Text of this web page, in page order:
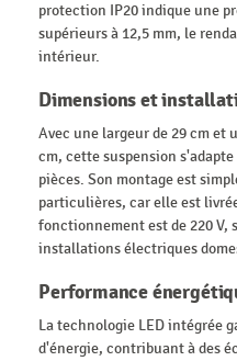
protection IP20 indique une
supérieurs à 12,5 mm, le
intérieur.
Dimensions et
Avec une largeur de 29 cm et
cm, cette suspension
pièces. Son montage est
particulières, car elle est
fonctionnement est de 220 V,
installations électriques
Performance
La technologie LED intégrée
d'énergie, contribuant à des